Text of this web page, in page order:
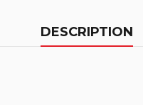
DESCRIPTION